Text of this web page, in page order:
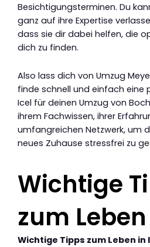
Besichtigungsterminen. Du
ganz auf ihre Expertise
dass sie dir dabei helfen, die
dich zu finden.
Also lass dich von Umzug
finde schnell und einfach eine
Icel für deinen Umzug von
ihrem Fachwissen, ihrer
umfangreichen Netzwerk, um
neues Zuhause stressfrei zu
Wichtige
zum
Wichtige Tipps zum Leben in